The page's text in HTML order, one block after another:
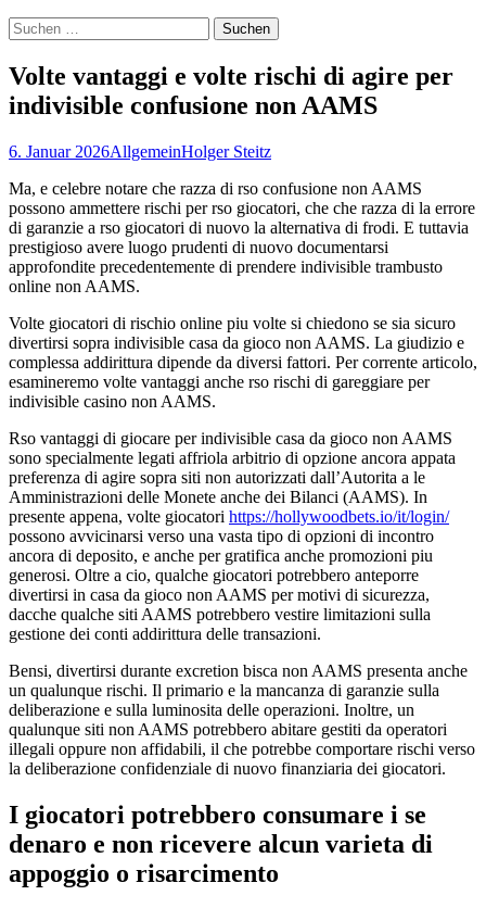
Suchen
nach:
Volte vantaggi e volte rischi di agire per
indivisible confusione non AAMS
6. Januar 2026AllgemeinHolger Steitz
Ma, e celebre notare che razza di rso confusione non AAMS
possono ammettere rischi per rso giocatori, che che razza di la errore
di garanzie a rso giocatori di nuovo la alternativa di frodi. E tuttavia
prestigioso avere luogo prudenti di nuovo documentarsi
approfondite precedentemente di prendere indivisible trambusto
online non AAMS.
Volte giocatori di rischio online piu volte si chiedono se sia sicuro
divertirsi sopra indivisible casa da gioco non AAMS. La giudizio e
complessa addirittura dipende da diversi fattori. Per corrente articolo,
esamineremo volte vantaggi anche rso rischi di gareggiare per
indivisible casino non AAMS.
Rso vantaggi di giocare per indivisible casa da gioco non AAMS
sono specialmente legati affriola arbitrio di opzione ancora appata
preferenza di agire sopra siti non autorizzati dall’Autorita a le
Amministrazioni delle Monete anche dei Bilanci (AAMS). In
presente appena, volte giocatori https://hollywoodbets.io/it/login/
possono avvicinarsi verso una vasta tipo di opzioni di incontro
ancora di deposito, e anche per gratifica anche promozioni piu
generosi. Oltre a cio, qualche giocatori potrebbero anteporre
divertirsi in casa da gioco non AAMS per motivi di sicurezza,
dacche qualche siti AAMS potrebbero vestire limitazioni sulla
gestione dei conti addirittura delle transazioni.
Bensi, divertirsi durante excretion bisca non AAMS presenta anche
un qualunque rischi. Il primario e la mancanza di garanzie sulla
deliberazione e sulla luminosita delle operazioni. Inoltre, un
qualunque siti non AAMS potrebbero abitare gestiti da operatori
illegali oppure non affidabili, il che potrebbe comportare rischi verso
la deliberazione confidenziale di nuovo finanziaria dei giocatori.
I giocatori potrebbero consumare i se
denaro e non ricevere alcun varieta di
appoggio o risarcimento